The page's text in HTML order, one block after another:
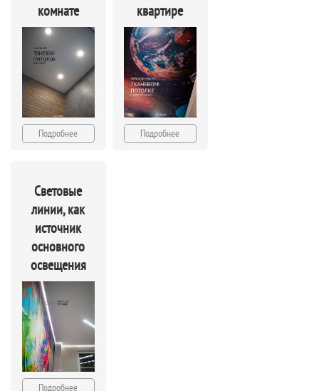
комнате
Подробнее
квартире
Подробнее
Световые
линии, как
источник
основного
освещения
Подробнее